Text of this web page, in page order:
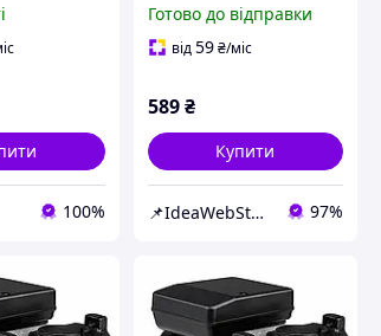
з
100%
надувних виробів 2.8 л
37 см
Готово до відправки
від59₴/міс
589₴
Купити
📌IdeaWebStor інтернет-магазин товарів для спорту 97%